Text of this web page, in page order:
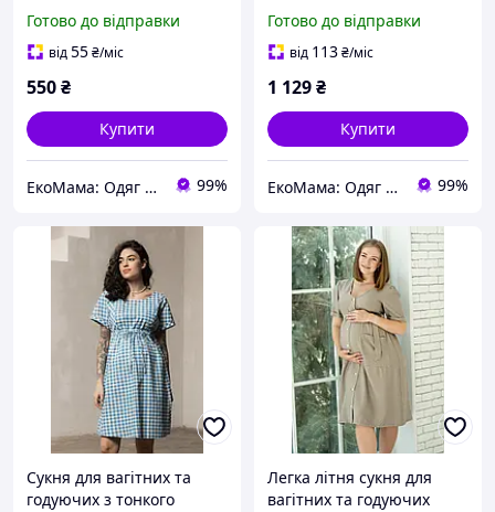
Чорний
Готово до відправки
від55₴/міс
550₴
Купити
ЕкоМама: Одяг для вагітних, білизна для годування, сумка у пологовий, одяг для новонароджених 99%
Зелений
Готово до відправки
від 113₴/міс
1 129₴
Купити
ЕкоМама: Одяг для вагітних, білизна для годування, сумка у пологовий, одяг для новонароджених 99%
Сукня для вагітних та
годуючих з тонкого
Легка літня сукня для
вагітних та годуючих